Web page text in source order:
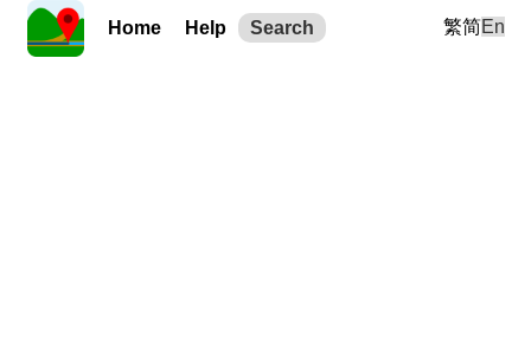
Home Help Search 繁简En